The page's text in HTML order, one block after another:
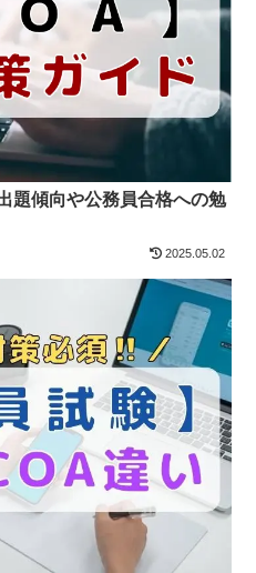
題傾向や公務員合格への勉
2025.05.02